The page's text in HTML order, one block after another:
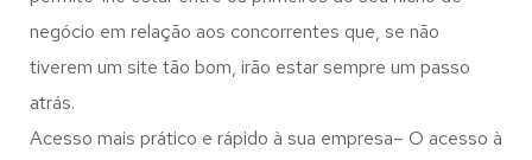
negócio em relação aos concorrentes que, se não
tiverem um site tão bom, irão estar sempre um passo
atrás.
Acesso mais prático e rápido à sua empresa– O acesso à